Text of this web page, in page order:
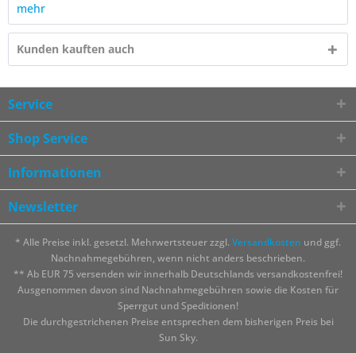
mehr
Kunden kauften auch
Service
Shop Service
Informationen
Newsletter
* Alle Preise inkl. gesetzl. Mehrwertsteuer zzgl. Versandkosten und ggf.
Nachnahmegebühren, wenn nicht anders beschrieben.
** Ab EUR 75 versenden wir innerhalb Deutschlands versandkostenfrei!
Ausgenommen davon sind Nachnahmegebühren sowie die Kosten für
Sperrgut und Speditionen!
Die durchgestrichenen Preise entsprechen dem bisherigen Preis bei
Sun Sky.